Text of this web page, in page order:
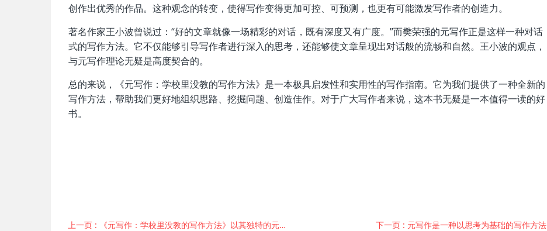
创作出优秀的作品。这种观念的转变，使得写作变得更加可控、可预测，也更有可能激发写作者的创造力。
著名作家王小波曾说过：“好的文章就像一场精彩的对话，既有深度又有广度。”而樊荣强的元写作正是这样一种对话
式的写作方法。它不仅能够引导写作者进行深入的思考，还能够使文章呈现出对话般的流畅和自然。王小波的观点，
与元写作理论无疑是高度契合的。
总的来说，《元写作：学校里没教的写作方法》是一本极具启发性和实用性的写作指南。它为我们提供了一种全新的
写作方法，帮助我们更好地组织思路、挖掘问题、创造佳作。对于广大写作者来说，这本书无疑是一本值得一读的好
书。
上一页 : 《元写作：学校里没教的写作方法》以其独特的元写作思维，提供了一种全新的视角和工具 下一页 : 元写作是一种以思考为基础的写作方法